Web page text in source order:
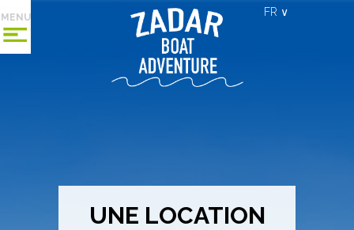
FR ∨
MENU
UNE LOCATION